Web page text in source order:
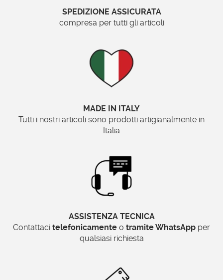
Orizzontale o verticale
Specchionline.it
Materiali pregiati e finiture
Questa specchiera è disponibile in una varietà
Foglia oro, per un tocco di lusso e calore
Foglia argento, perfetta per ambienti
Laccature personalizzate
SPEDIZIONE ASSICURATA
compresa per tutti gli articoli
MADE IN ITALY
Tutti i nostri articoli sono prodotti artigianalmente in
Italia
ASSISTENZA TECNICA
Contattaci telefonicamente o tramite WhatsApp per
qualsiasi richiesta